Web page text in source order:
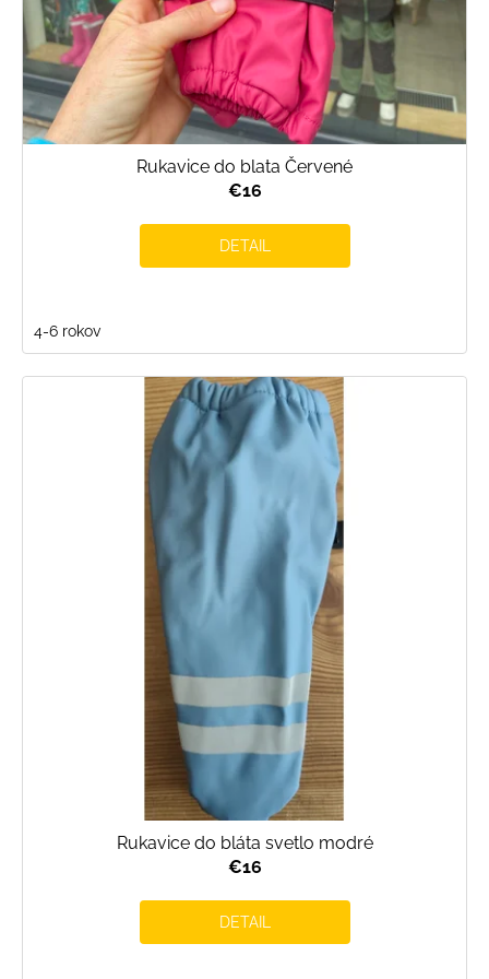
t
o
v
Rukavice do blata Červené
€16
DETAIL
4-6 rokov
Rukavice do bláta svetlo modré
€16
DETAIL